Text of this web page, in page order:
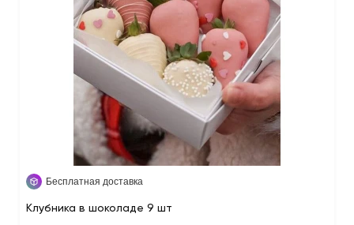
Бесплатная доставка
Клубника в шоколаде 9 шт